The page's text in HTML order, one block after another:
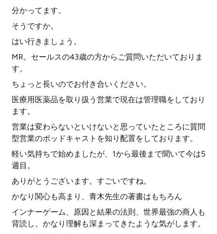
分かってます。
そうですか。
はい行きましょう。
MR。セールスの43歳の方からご質問いただいておりま
す。
ちょっと長いのでお付き合いください。
医療用医薬品を取り扱う営業で現在は管理職をしており
ます。
営業は変わらないといけないと思っていたところに質問
型営業のポッドキャストを知り配置をしております。
軽い気持ちで始めましたが、1から最後まで聞いて今は5
週目。
ありがとうございます。すごいですね。
かなり関心も高まり、青木先生の著書はもちろん
インナーゲーム、原因と結果の法則、世界最強の商人も
背読し、かなり理解も深まってきたような気がします。